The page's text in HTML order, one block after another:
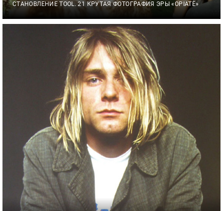
СТАНОВЛЕНИЕ TOOL. 21 КРУТАЯ ФОТОГРАФИЯ ЭРЫ «OPIATE»